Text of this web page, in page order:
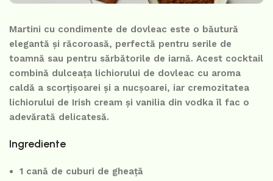
Martini cu condimente de dovleac este o băutură
elegantă și răcoroasă, perfectă pentru serile de
toamnă sau pentru sărbătorile de iarnă. Acest cocktail
combină dulceața lichiorului de dovleac cu aroma
caldă a scorțișoarei și a nucșoarei, iar cremozitatea
lichiorului de Irish cream și vanilia din vodka îl fac o
adevărată delicatesă.
Ingrediente
1 cană de cuburi de gheață